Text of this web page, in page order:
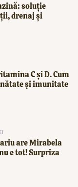
soluție
drenaj și
C și D. Cum
și imunitate
are Mirabela
e tot! Surpriza